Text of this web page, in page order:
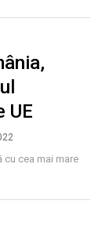
UE
cu cea mai mare